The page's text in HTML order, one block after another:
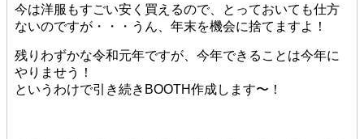
今は洋服もすごい安く買えるので、とっておいても仕方
ないのですが・・・うん、年末を機会に捨てますよ！
残りわずかな令和元年ですが、今年できることは今年に
やりませう！
というわけで引き続きBOOTH作成します〜！